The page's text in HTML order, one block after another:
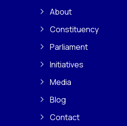
About
Constituency
Parliament
Initiatives
Media
Blog
Contact